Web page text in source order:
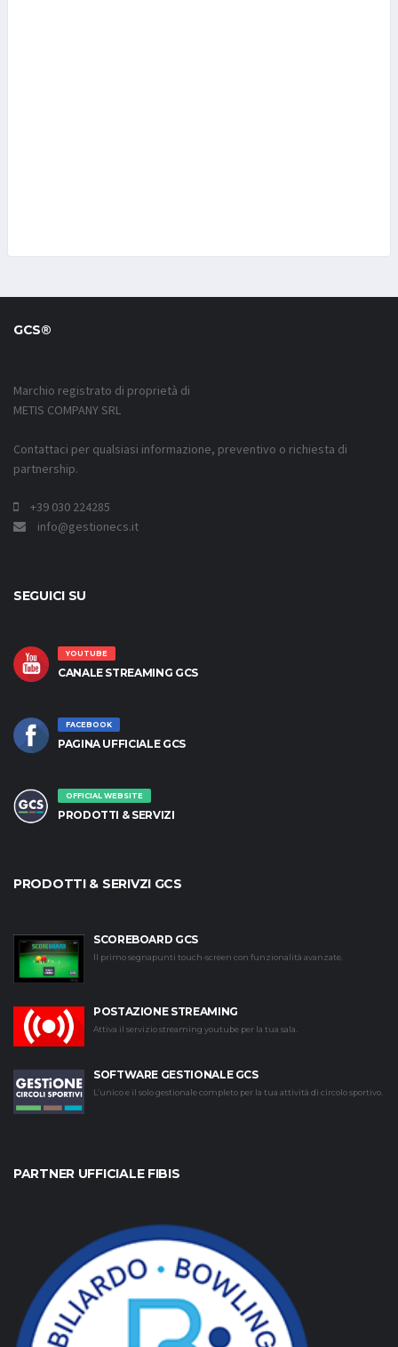
GCS®
Marchio registrato di proprietà di
METIS COMPANY SRL
Contattaci per qualsiasi informazione, preventivo o richiesta di
partnership.
+39 030 224285
info@gestionecs.it
SEGUICI SU
YOUTUBE
CANALE STREAMING GCS
FACEBOOK
PAGINA UFFICIALE GCS
OFFICIAL WEBSITE
PRODOTTI & SERVIZI
PRODOTTI & SERIVZI GCS
SCOREBOARD GCS
Il primo segnapunti touch-screen con funzionalità avanzate.
POSTAZIONE STREAMING
Attiva il servizio streaming youtube per la tua sala.
SOFTWARE GESTIONALE GCS
L’unico e il solo gestionale completo per la tua attività di circolo sportivo.
PARTNER UFFICIALE FIBIS